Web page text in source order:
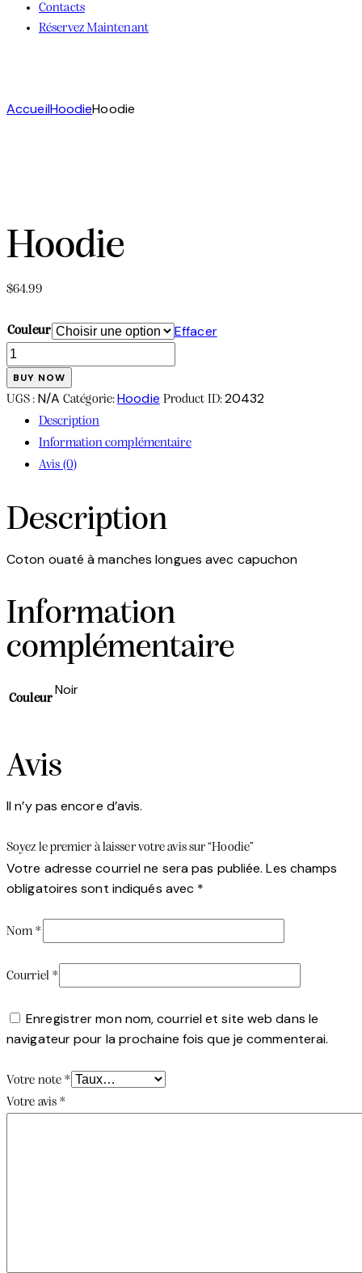
Contacts
Réservez Maintenant
AccueilHoodieHoodie
Hoodie
$64.99
Couleur
Effacer
quantité
de
Hoodie
BUY NOW
UGS : N/A Catégorie:Hoodie Product ID:20432
Description
Information complémentaire
Avis (0)
Description
Coton ouaté à manches longues avec capuchon
Information
complémentaire
Couleur
Noir
Avis
Il n’y pas encore d’avis.
Soyez le premier à laisser votre avis sur “Hoodie”
Votre adresse courriel ne sera pas publiée. Les champs
obligatoires sont indiqués avec *
Nom *
Courriel *
Enregistrer mon nom, courriel et site web dans le
navigateur pour la prochaine fois que je commenterai.
Votre note *
Votre avis *